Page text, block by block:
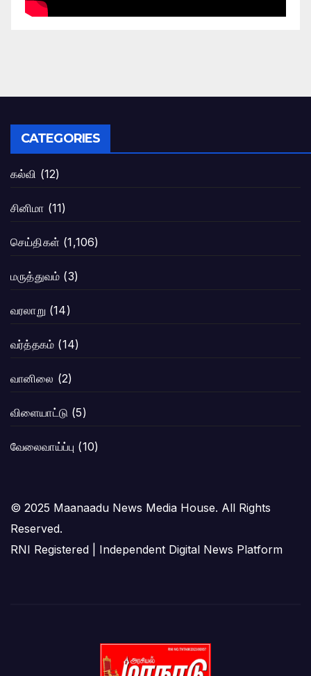
CATEGORIES
கல்வி (12)
சினிமா (11)
செய்திகள் (1,106)
மருத்துவம் (3)
வரலாறு (14)
வர்த்தகம் (14)
வானிலை (2)
விளையாட்டு (5)
வேலைவாய்ப்பு (10)
© 2025 Maanaadu News Media House. All Rights
Reserved.
RNI Registered | Independent Digital News Platform